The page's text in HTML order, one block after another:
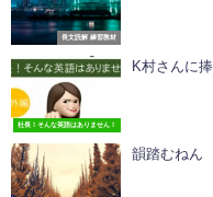
長文読解 練習教材
社長！そんな英語はありません！
K村さんに捧
韻踏むねん